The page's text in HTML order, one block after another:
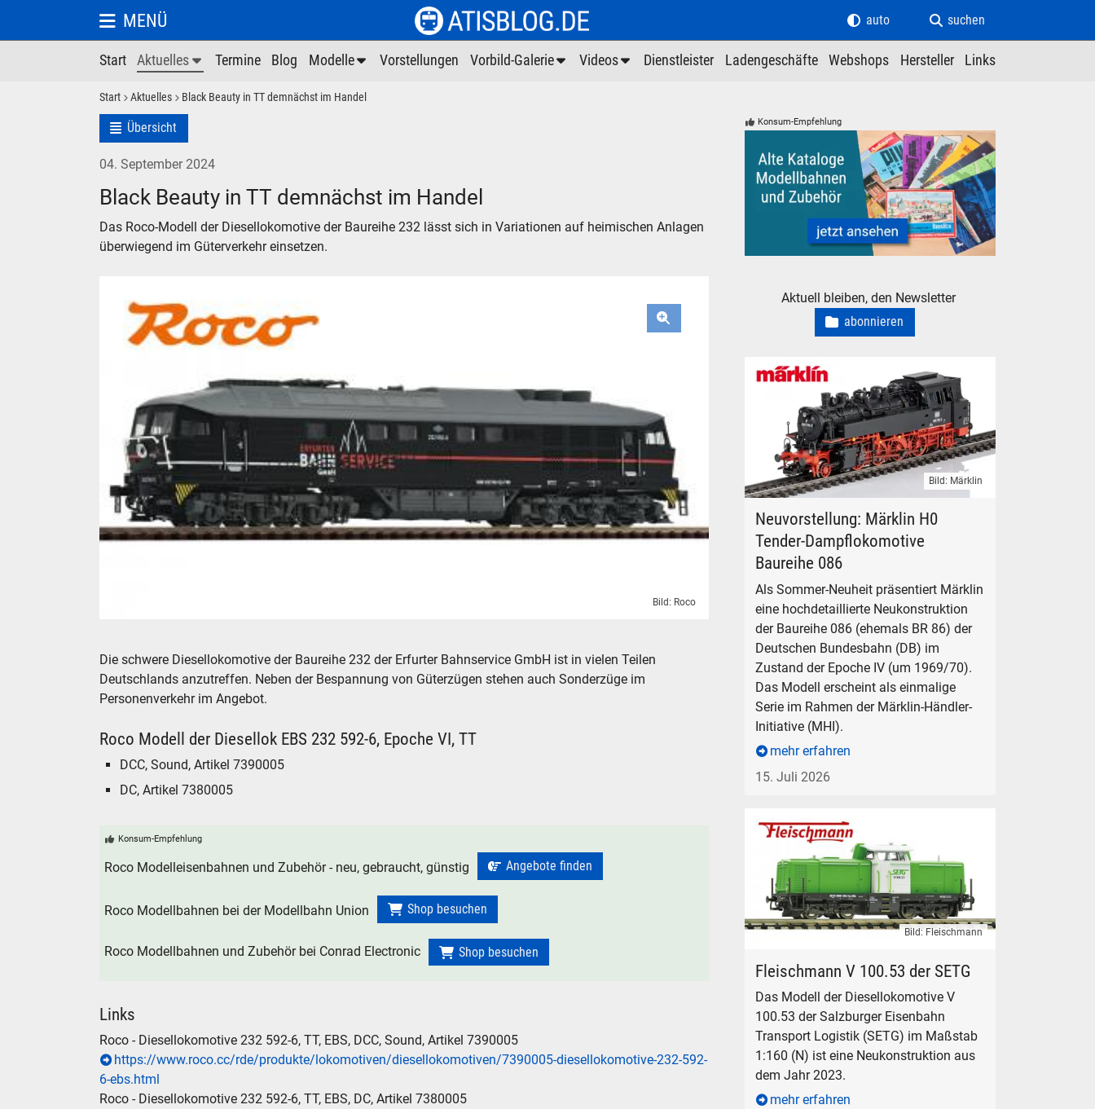
Start Aktuelles Termine Blog Modelle Vorstellungen Vorbild-Galerie Videos Dienstleister Ladengeschäfte Webshops Hersteller Links
MENÜ suchen
auto
Start Aktuelles Black Beauty in TT demnächst im Handel
Übersicht
04. September 2024
Black Beauty in TT demnächst im Handel
Das Roco-Modell der Diesellokomotive der Baureihe 232 lässt sich in Variationen auf heimischen Anlagen
überwiegend im Güterverkehr einsetzen.
Bild: Roco
Die schwere Diesellokomotive der Baureihe 232 der Erfurter Bahnservice GmbH ist in vielen Teilen
Deutschlands anzutreffen. Neben der Bespannung von Güterzügen stehen auch Sonderzüge im
Personenverkehr im Angebot.
Roco Modell der Diesellok EBS 232 592-6, Epoche VI, TT
DCC, Sound, Artikel 7390005
DC, Artikel 7380005
Konsum-Empfehlung
Roco Modelleisenbahnen und Zubehör - neu, gebraucht, günstig Angebote finden
Roco Modellbahnen bei der Modellbahn Union Shop besuchen
Roco Modellbahnen und Zubehör bei Conrad Electronic Shop besuchen
Links
Roco - Diesellokomotive 232 592-6, TT, EBS, DCC, Sound, Artikel 7390005
https://www.roco.cc/rde/produkte/lokomotiven/diesellokomotiven/7390005-diesellokomotive-232-592-
6-ebs.html
Roco - Diesellokomotive 232 592-6, TT, EBS, DC, Artikel 7380005
Konsum-Empfehlung
Aktuell bleiben, den Newsletter
abonnieren
Bild: Märklin
Neuvorstellung: Märklin H0
Tender-Dampflokomotive
Baureihe 086
Als Sommer-Neuheit präsentiert Märklin
eine hochdetaillierte Neukonstruktion
der Baureihe 086 (ehemals BR 86) der
Deutschen Bundesbahn (DB) im
Zustand der Epoche IV (um 1969/70).
Das Modell erscheint als einmalige
Serie im Rahmen der Märklin-Händler-
Initiative (MHI).
mehr erfahren
15. Juli 2026
Bild: Fleischmann
Fleischmann V 100.53 der SETG
Das Modell der Diesellokomotive V
100.53 der Salzburger Eisenbahn
Transport Logistik (SETG) im Maßstab
1:160 (N) ist eine Neukonstruktion aus
dem Jahr 2023.
mehr erfahren